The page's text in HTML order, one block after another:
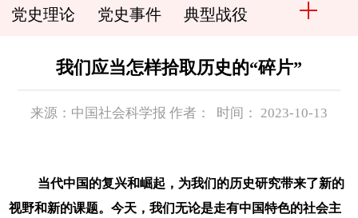
党史理论 党史事件 典型战役
我们应当怎样拾取历史的“碎片”
来源：中国社会科学报 作者： 时间： 2023-10-13
当代中国的复兴和崛起，为我们的历史研究带来了新的
视野和新的课题。今天，我们无论是走有中国特色的社会主